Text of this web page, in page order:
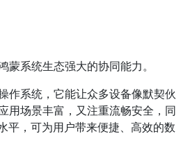
蒙系统生态强大的协同能力。
作系统，它能让众多设备像默契伙
用场景丰富，又注重流畅安全，同
平，可为用户带来便捷、高效的数